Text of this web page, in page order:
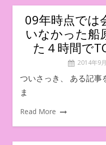
09年時点では
いなかった船
た４時間で
2014年9
ついさっき、 ある記事
ま
Read More